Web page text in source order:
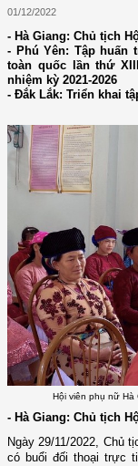
01/12/2022
- Hà Giang: Chủ tịch
- Phú Yên: Tập huấn
toàn quốc lần thứ
nhiệm kỳ 2021-2026
- Đắk Lắk: Triển khai
Hội viên phụ nữ Hà
- Hà Giang: Chủ tịch
Ngày 29/11/2022, Chủ
có buổi đối thoại trực